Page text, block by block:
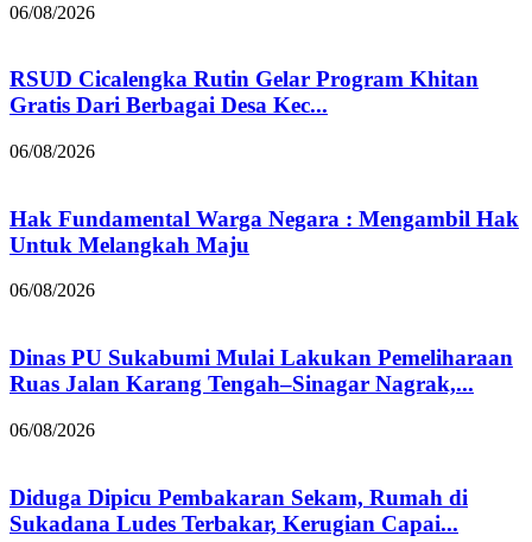
06/08/2026
RSUD Cicalengka Rutin Gelar Program Khitan
Gratis Dari Berbagai Desa Kec...
06/08/2026
Hak Fundamental Warga Negara : Mengambil Hak
Untuk Melangkah Maju
06/08/2026
Dinas PU Sukabumi Mulai Lakukan Pemeliharaan
Ruas Jalan Karang Tengah–Sinagar Nagrak,...
06/08/2026
Diduga Dipicu Pembakaran Sekam, Rumah di
Sukadana Ludes Terbakar, Kerugian Capai...